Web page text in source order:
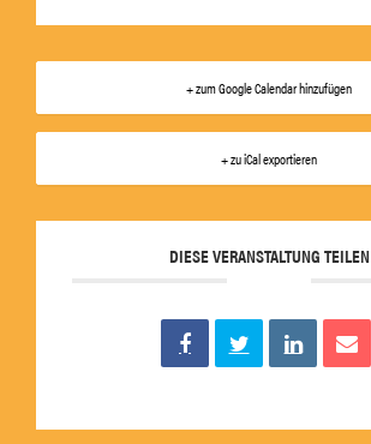
+ zum Google Calendar hinzufügen
+ zu iCal exportieren
DIESE VERANSTALTUNG TEILEN